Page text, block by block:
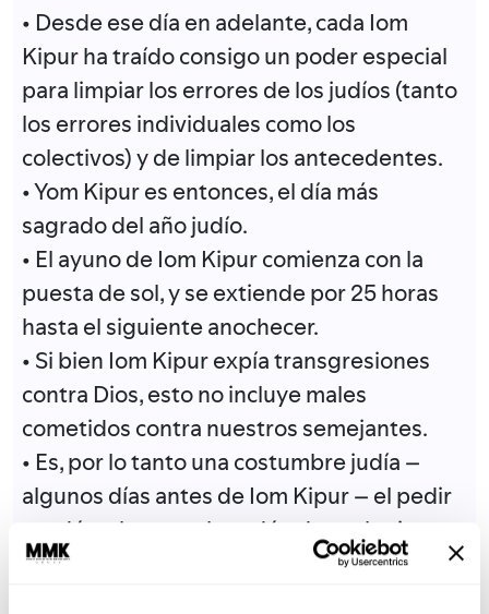
• Desde ese día en adelante, cada Iom
Kipur ha traído consigo un poder especial
para limpiar los errores de los judíos (tanto
los errores individuales como los
colectivos) y de limpiar los antecedentes.
• Yom Kipur es entonces, el día más
sagrado del año judío.
• El ayuno de Iom Kipur comienza con la
puesta de sol, y se extiende por 25 horas
hasta el siguiente anochecer.
• Si bien Iom Kipur expía transgresiones
contra Dios, esto no incluye males
cometidos contra nuestros semejantes.
• Es, por lo tanto una costumbre judía –
algunos días antes de Iom Kipur – el pedir
perdón y buscar el perdón de cualquier
amigo, pariente, o conocido a quien se le